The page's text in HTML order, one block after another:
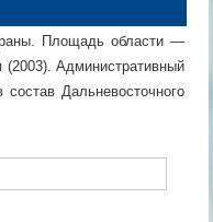
Площадь области —
Административный
Дальневосточного